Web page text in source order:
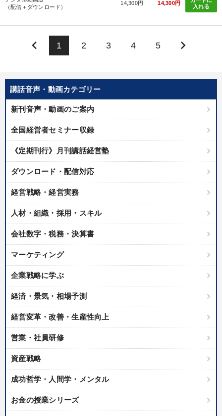
講話音声・動画カテゴリー
新刊音声・動画のご案内
全国経営者セミナー収録
《定期刊行》月刊講話経営塾
ダウンロード・配信対応
経営戦略・経営実務
人材・組織・採用・スキル
会社数字・税務・決算書
マーケティング
企業戦略に学ぶ
経済・景気・相場予測
経営変革・改善・生産性向上
営業・社員研修
資産戦略
成功哲学・人間学・メンタル
お金の授業シリーズ
（配信＋ダウンロード）
14,300円 14,300円
入れる
keyboard_arrow_left 1 2 3 4 5 keyboard_arrow_right